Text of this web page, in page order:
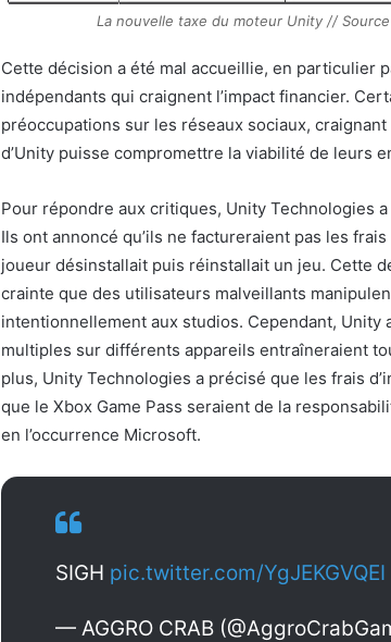
La nouvelle taxe du moteur Unity //
Cette décision a été mal accueillie, en particulier
indépendants qui craignent l’impact financier.
préoccupations sur les réseaux sociaux,
d’Unity puisse compromettre la viabilité de leurs
Pour répondre aux critiques, Unity Technologies
Ils ont annoncé qu’ils ne factureraient pas les
joueur désinstallait puis réinstallait un jeu. Cette
crainte que des utilisateurs malveillants
intentionnellement aux studios. Cependant, Unity
multiples sur différents appareils entraîneraient
plus, Unity Technologies a précisé que les frais
que le Xbox Game Pass seraient de la
en l’occurrence Microsoft.
SIGH pic.twitter.com/YgJEKGVQEI
— AGGRO CRAB